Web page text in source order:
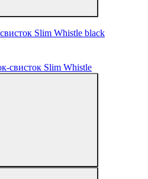
Slim Whistle black